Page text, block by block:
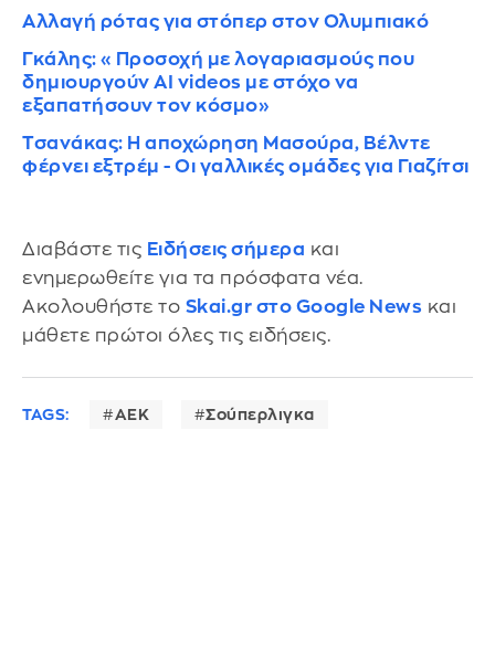
Αλλαγή ρότας για στόπερ στον Ολυμπιακό
Γκάλης: «Προσοχή με λογαριασμούς που
δημιουργούν AI videos με στόχο να
εξαπατήσουν τον κόσμο»
Τσανάκας: Η αποχώρηση Μασούρα, Βέλντε
φέρνει εξτρέμ - Οι γαλλικές ομάδες για Γιαζίτσι
Διαβάστε τις Ειδήσεις σήμερα και
ενημερωθείτε για τα πρόσφατα νέα.
Ακολουθήστε το Skai.gr στο Google News και
μάθετε πρώτοι όλες τις ειδήσεις.
TAGS: ΑΕΚ Σούπερλιγκα